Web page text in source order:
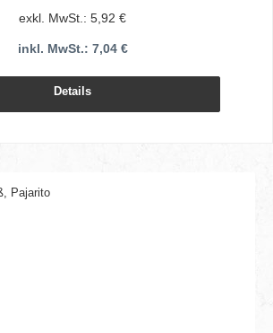
exkl. MwSt.: 5,92 €
inkl. MwSt.: 7,04 €
Details